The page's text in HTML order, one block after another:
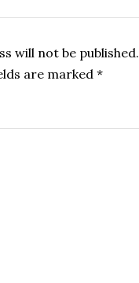
will not be published.
are marked*